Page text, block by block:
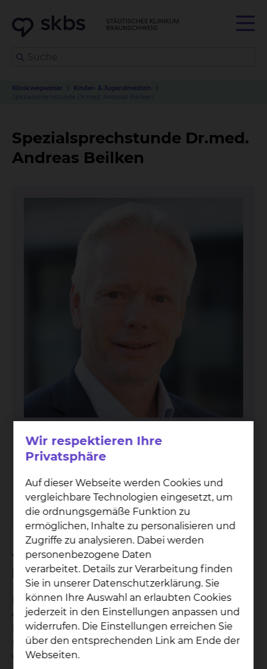
Klinikwegweiser
Kinder- & Jugendmedizin
Spezialsprechstunde Dr.med. Andreas Beilken
Spezialsprechstunde Dr.med.
Andreas Beilken
Dr. An­dre­as Beilken
Fichtengrund 1, 38126 Braunschweig
Tel.:+49 531 595 4909
Tel.:+49 531 595 4908
Per E-Mail kontaktieren
Was wird in der Sprechstunde
besprochen?
Im Rahmen einer persönlichen Ermächtigung
durch die Kassenärztliche Vereinigung
Niedersachsen können Privat- und
Kassenpatienten zu den folgenden Themen
vorgestellt werden:
Wir respektieren Ihre
Privatsphäre
Auf dieser Webseite werden Cookies und
vergleichbare Technologien eingesetzt, um
die ordnungsgemäße Funktion zu
ermöglichen, Inhalte zu personalisieren und
Zugriffe zu analysieren. Dabei werden
personenbezogene Daten
verarbeitet. Details zur Verarbeitung finden
Sie in unserer Datenschutzerklärung. Sie
können Ihre Auswahl an erlaubten Cookies
jederzeit in den Einstellungen anpassen und
widerrufen. Die Einstellungen erreichen Sie
über den entsprechenden Link am Ende der
Webseiten.